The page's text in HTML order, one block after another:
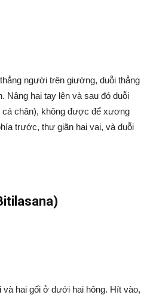
người trên giường, duỗi thẳng
Nâng hai tay lên và sau đó duỗi
cá chân), không được để xương
trước, thư giãn hai vai, và duỗi
hai gối ở dưới hai hông. Hít vào,